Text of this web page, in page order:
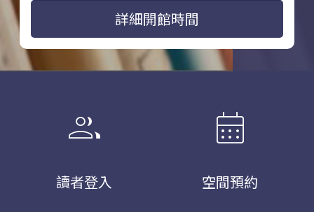
詳細開館時間
group
讀者登入
calendar_month
空間預約